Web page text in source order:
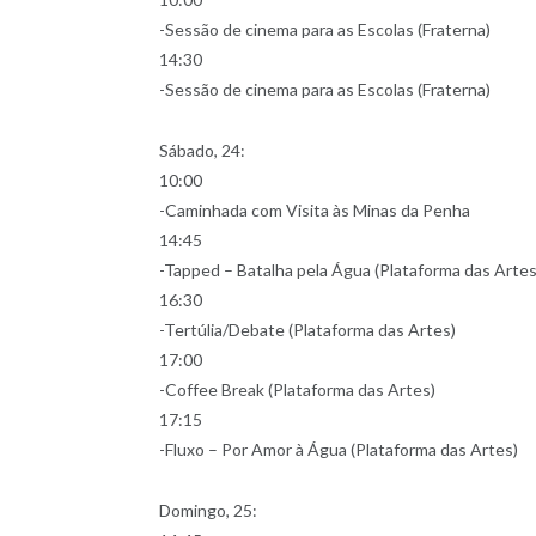
-Sessão de cinema para as Escolas (Fraterna)
14:30
-Sessão de cinema para as Escolas (Fraterna)
Sábado, 24:
10:00
-Caminhada com Visita às Minas da Penha
14:45
-Tapped – Batalha pela Água (Plataforma das
16:30
-Tertúlia/Debate (Plataforma das Artes)
17:00
-Coffee Break (Plataforma das Artes)
17:15
-Fluxo – Por Amor à Água (Plataforma das Artes)
Domingo, 25: